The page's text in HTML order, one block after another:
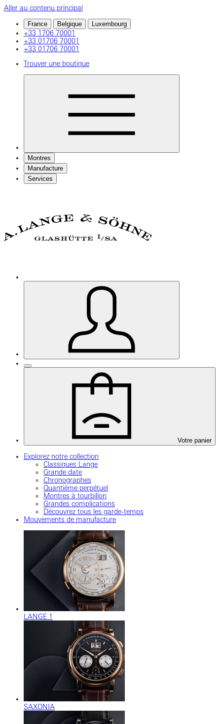
Aller au contenu principal
France Belgique Luxembourg
+33 1706 70001
+33 01706 70001
+33 01706 70001
Trouver une boutique
Montres
Manufacture
Services
Votre panier
Explorez notre collection
Classiques Lange
Grande date
Chronographes
Quantième perpétuel
Montres à tourbillon
Grandes complications
Découvrez tous les garde-temps
Mouvements de manufacture
LANGE 1
SAXONIA